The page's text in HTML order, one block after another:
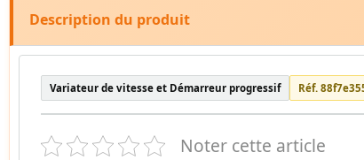
Description du produit
Variateur de vitesse et Démarreur progressif Réf.
Noter cette article